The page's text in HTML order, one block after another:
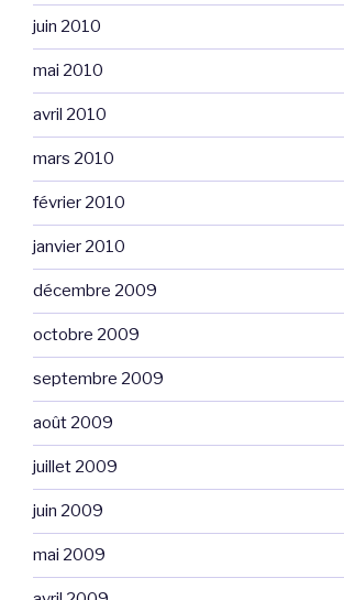
juin 2010
mai 2010
avril 2010
mars 2010
février 2010
janvier 2010
décembre 2009
octobre 2009
septembre 2009
août 2009
juillet 2009
juin 2009
mai 2009